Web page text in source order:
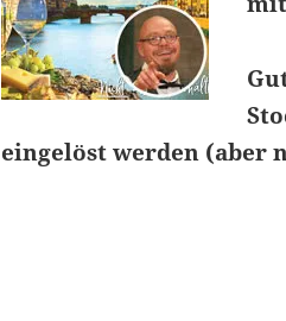
eingelöst werden (aber